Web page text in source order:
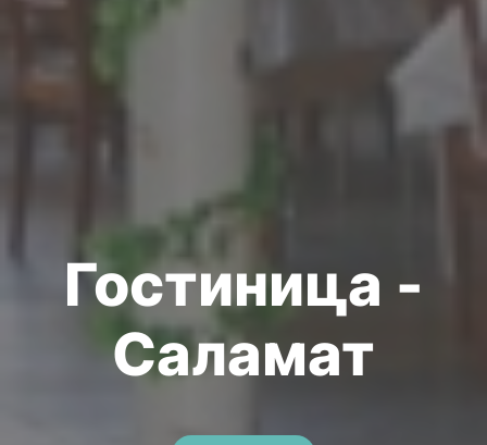
Гостиница -
Саламат